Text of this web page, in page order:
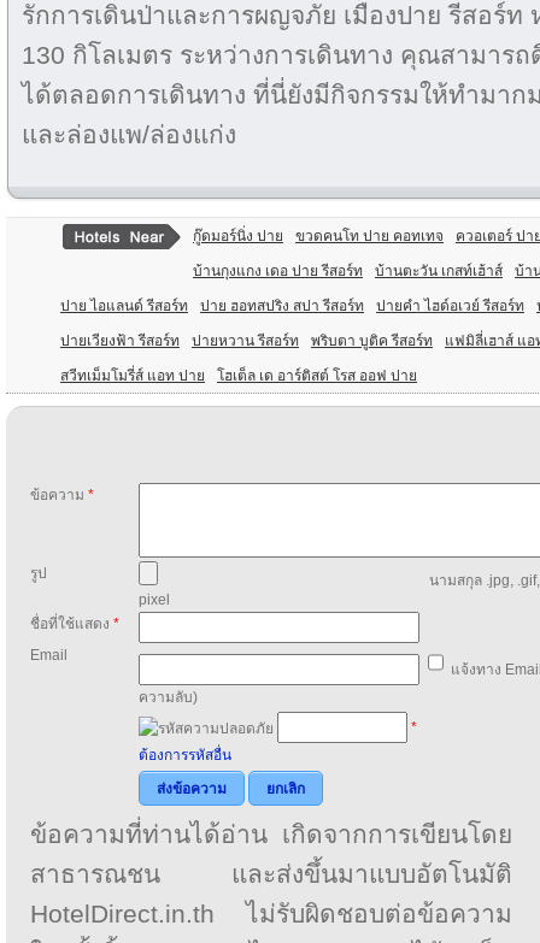
รักการเดินป่าและการผญจภัย เมืองปาย รีสอร์ท
130 กิโลเมตร ระหว่างการเดินทาง คุณสามาร
ได้ตลอดการเดินทาง ที่นี่ยังมีกิจกรรมให้ทำมาก
และล่องแพ/ล่องแก่ง
กู๊ดมอร์นิ่ง ปาย ขวดคนโท ปาย คอทเทจ ควอเตอร์ ปา
บ้านกุงแกง เดอ ปาย รีสอร์ท บ้านตะวัน เกสท์เฮ้าส์ บ้า
ปาย ไอแลนด์ รีสอร์ท ปาย ฮอทสปริง สปา รีสอร์ท ปายคํา ไฮด์อเวย์ รีสอร์ท
ปายเวียงฟ้า รีสอร์ท ปายหวาน รีสอร์ท พริบตา บูติค รีสอร์ท แฟมิลี่เฮาส์ แอ
สวีทเม็มโมรี่ส์ แอท ปาย โฮเต็ล เด อาร์ติสต์ โรส ออฟ ปาย
ข้อความ *
รูป
นามสกุล .jpg,
pixel
ชื่อที่ใช้แสดง *
Email
แจ้งทาง
ความลับ)
*
ต้องการรหัสอื่น
ส่งข้อความ
ยกเลิก
ข้อความที่ท่านได้อ่าน เกิดจากการเขียนโดย
สาธารณชน และส่งขึ้นมาแบบอัตโนมัติ
HotelDirect.in.th ไม่รับผิดชอบต่อข้อความ